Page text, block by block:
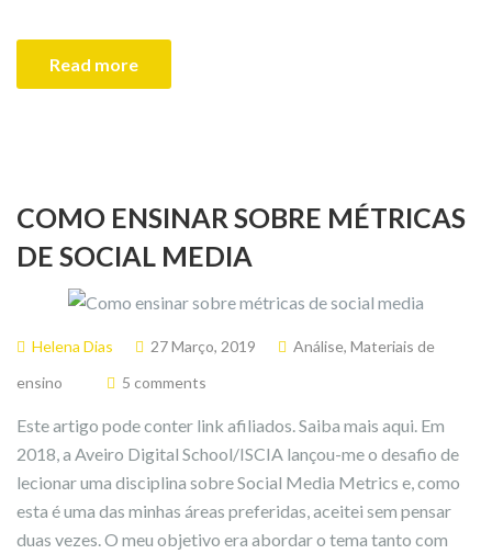
Read more
COMO ENSINAR SOBRE MÉTRICAS
DE SOCIAL MEDIA
Helena Dias 27 Março, 2019 Análise, Materiais de
ensino
5 comments
Este artigo pode conter link afiliados. Saiba mais aqui. Em
2018, a Aveiro Digital School/ISCIA lançou-me o desafio de
lecionar uma disciplina sobre Social Media Metrics e, como
esta é uma das minhas áreas preferidas, aceitei sem pensar
duas vezes. O meu objetivo era abordar o tema tanto com